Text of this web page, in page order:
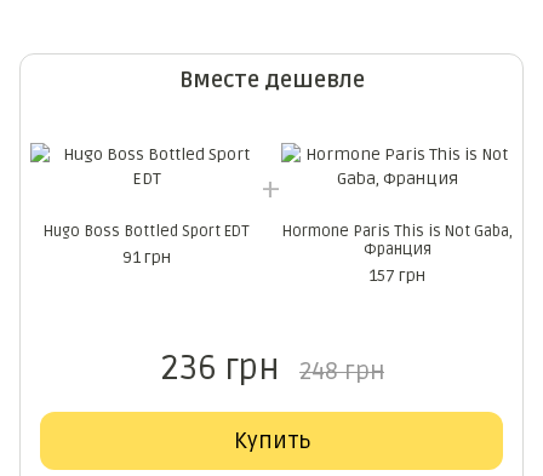
Вместе дешевле
Hugo Boss Bottled Sport EDT
91 грн
Hormone Paris This is Not Gaba,
Франция
157 грн
236 грн 248 грн
Купить